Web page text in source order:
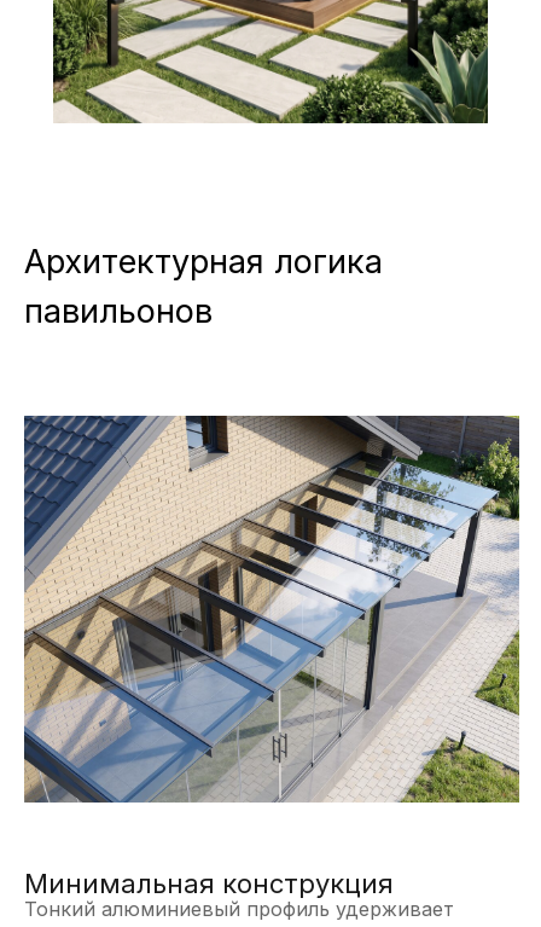
Минимальная конструкция
Тонкий алюминиевый профиль удерживает
Архитектурная логика
павильонов